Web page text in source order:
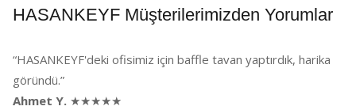
HASANKEYF Müşterilerimizden Yorumlar
“HASANKEYF'deki ofisimiz için baffle tavan yaptırdık, harika
göründü.”
Ahmet Y. ★★★★★